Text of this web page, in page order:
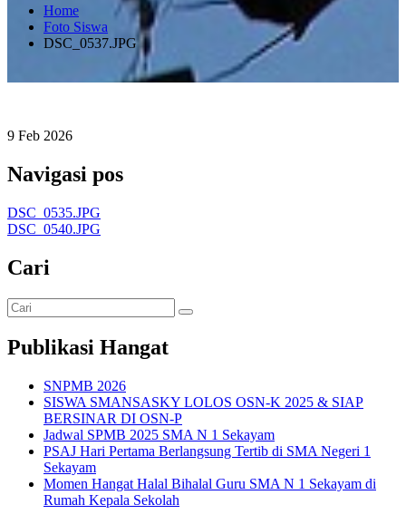
Home
Foto Siswa
DSC_0537.JPG
9 Feb 2026
Navigasi pos
DSC_0535.JPG
DSC_0540.JPG
Cari
Publikasi Hangat
SNPMB 2026
SISWA SMANSASKY LOLOS OSN-K 2025 & SIAP
BERSINAR DI OSN-P
Jadwal SPMB 2025 SMA N 1 Sekayam
PSAJ Hari Pertama Berlangsung Tertib di SMA Negeri 1
Sekayam
Momen Hangat Halal Bihalal Guru SMA N 1 Sekayam di
Rumah Kepala Sekolah